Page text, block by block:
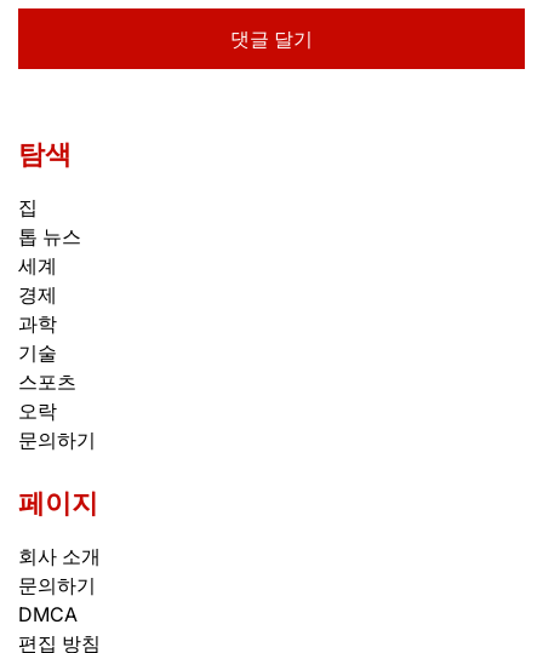
탐색
집
톱 뉴스
세계
경제
과학
기술
스포츠
오락
문의하기
페이지
회사 소개
문의하기
DMCA
편집 방침